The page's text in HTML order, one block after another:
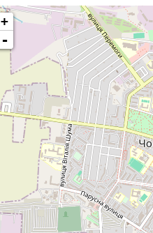
+
-